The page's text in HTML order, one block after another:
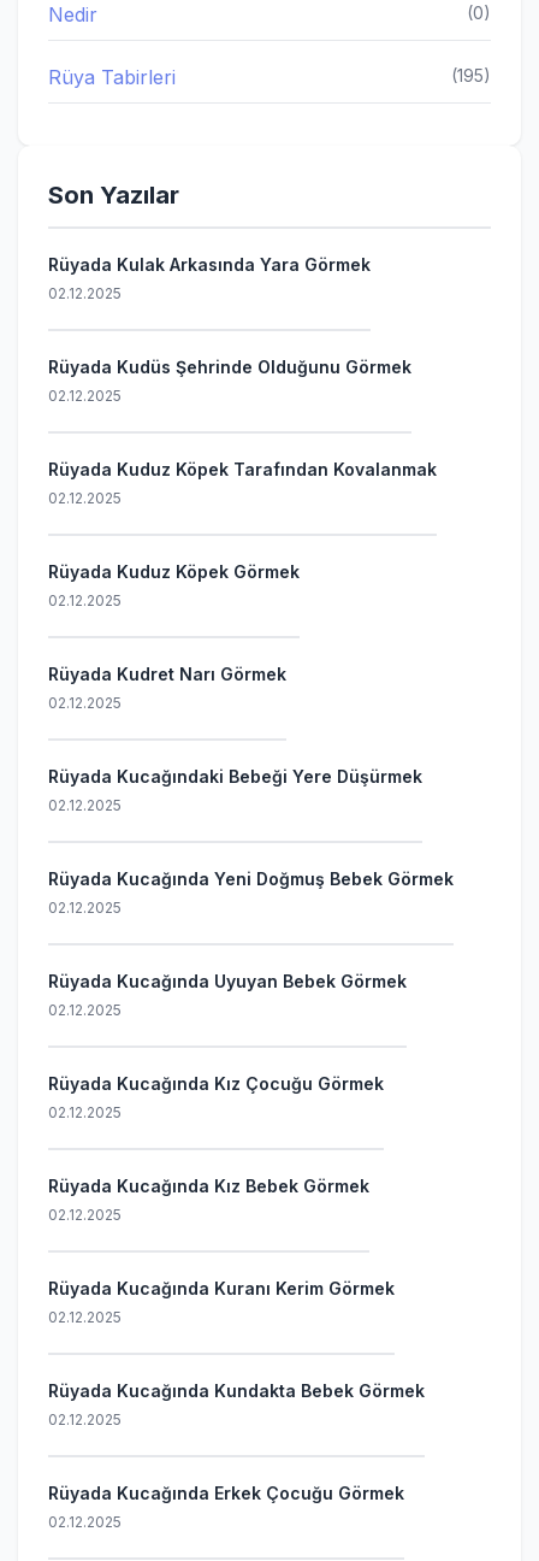
Nedir (0)
Rüya Tabirleri (195)
Son Yazılar
Rüyada Kulak Arkasında Yara Görmek
02.12.2025
Rüyada Kudüs Şehrinde Olduğunu Görmek
02.12.2025
Rüyada Kuduz Köpek Tarafından Kovalanmak
02.12.2025
Rüyada Kuduz Köpek Görmek
02.12.2025
Rüyada Kudret Narı Görmek
02.12.2025
Rüyada Kucağındaki Bebeği Yere Düşürmek
02.12.2025
Rüyada Kucağında Yeni Doğmuş Bebek Görmek
02.12.2025
Rüyada Kucağında Uyuyan Bebek Görmek
02.12.2025
Rüyada Kucağında Kız Çocuğu Görmek
02.12.2025
Rüyada Kucağında Kız Bebek Görmek
02.12.2025
Rüyada Kucağında Kuranı Kerim Görmek
02.12.2025
Rüyada Kucağında Kundakta Bebek Görmek
02.12.2025
Rüyada Kucağında Erkek Çocuğu Görmek
02.12.2025